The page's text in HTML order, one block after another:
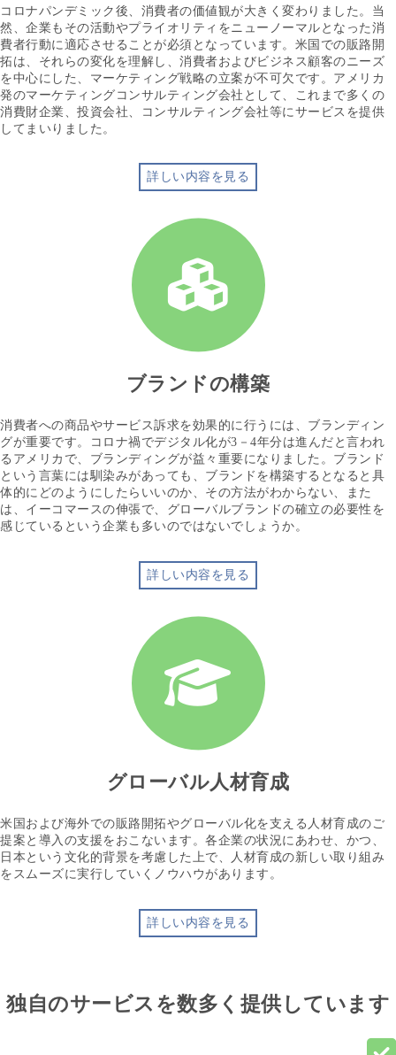
コロナパンデミック後、消費者の価値観が大きく変わりました。当
然、企業もその活動やプライオリティをニューノーマルとなった消
費者行動に適応させることが必須となっています。米国での販路開
拓は、それらの変化を理解し、消費者およびビジネス顧客のニーズ
を中心にした、マーケティング戦略の立案が不可欠です。アメリカ
発のマーケティングコンサルティング会社として、これまで多くの
消費財企業、投資会社、コンサルティング会社等にサービスを提供
してまいりました。
詳しい内容を見る
ブランドの構築
消費者への商品やサービス訴求を効果的に行うには、ブランディン
グが重要です。コロナ禍でデジタル化が3－4年分は進んだと言われ
るアメリカで、ブランディングが益々重要になりました。ブランド
という言葉には馴染みがあっても、ブランドを構築するとなると具
体的にどのようにしたらいいのか、その方法がわからない、また
は、イーコマースの伸張で、グローバルブランドの確立の必要性を
感じているという企業も多いのではないでしょうか。
詳しい内容を見る
グローバル人材育成
米国および海外での販路開拓やグローバル化を支える人材育成のご
提案と導入の支援をおこないます。各企業の状況にあわせ、かつ、
日本という文化的背景を考慮した上で、人材育成の新しい取り組み
をスムーズに実行していくノウハウがあります。
詳しい内容を見る
独自のサービスを数多く提供しています